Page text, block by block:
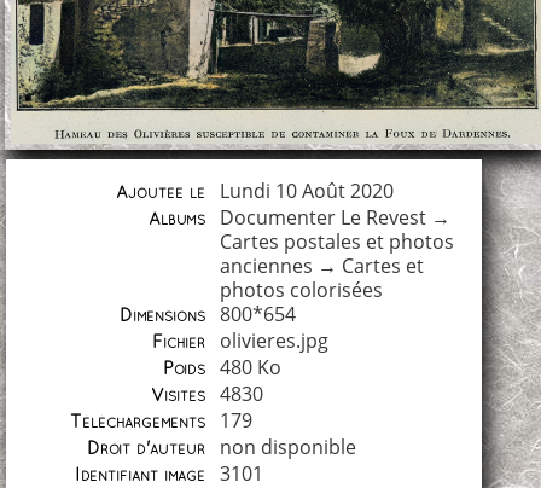
Ajoutée le Lundi 10 Août 2020
Albums Documenter Le Revest→
Cartes postales et photos
anciennes → Cartes et
photos colorisées
Dimensions 800*654
Fichier olivieres.jpg
Poids 480 Ko
Visites 4830
Téléchargements 179
Droit d'auteur non disponible
Identifiant image 3101